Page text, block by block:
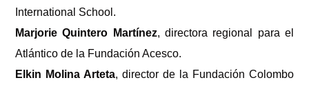
International School.
Marjorie Quintero Martínez, directora regional para el
Atlántico de la Fundación Acesco.
Elkin Molina Arteta, director de la Fundación Colombo